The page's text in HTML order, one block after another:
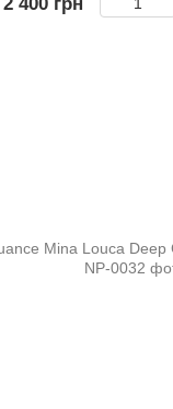
2 400 грн